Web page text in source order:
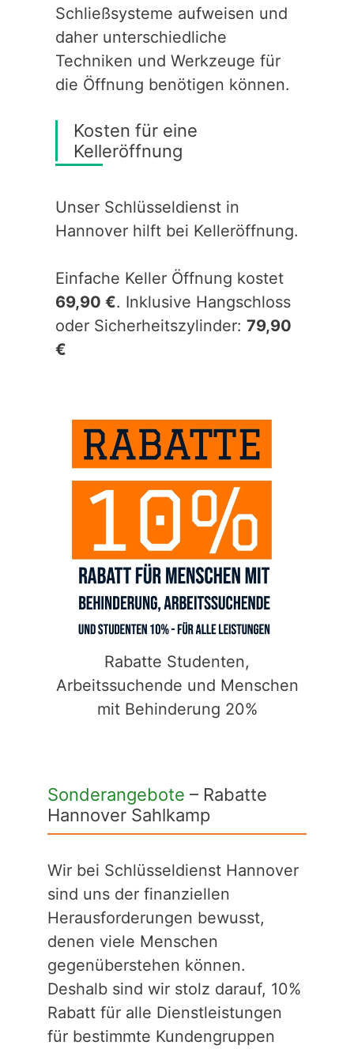
Schließsysteme aufweisen und
daher unterschiedliche
Techniken und Werkzeuge für
die Öffnung benötigen können.
Kosten für eine
Kelleröffnung
Unser Schlüsseldienst in
Hannover hilft bei Kelleröffnung.
Einfache Keller Öffnung kostet
69,90 €. Inklusive Hangschloss
oder Sicherheitszylinder: 79,90
€
Rabatte Studenten,
Arbeitssuchende und Menschen
mit Behinderung 20%
Sonderangebote – Rabatte
Hannover Sahlkamp
Wir bei Schlüsseldienst Hannover
sind uns der finanziellen
Herausforderungen bewusst,
denen viele Menschen
gegenüberstehen können.
Deshalb sind wir stolz darauf, 10%
Rabatt für alle Dienstleistungen
für bestimmte Kundengruppen